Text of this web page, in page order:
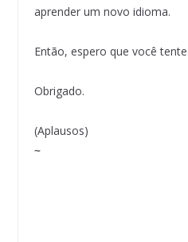
aprender um novo idioma.
Então, espero que você tente.
Obrigado.
(Aplausos)
~